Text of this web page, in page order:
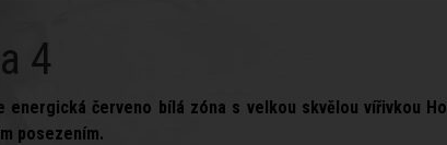
4
energická červeno bílá zóna s velkou skvělou vířivkou
posezením.